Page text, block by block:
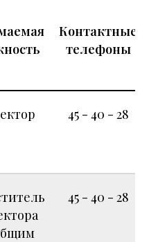
Контактные
телефоны
45 - 40 - 28
45 - 40 - 28